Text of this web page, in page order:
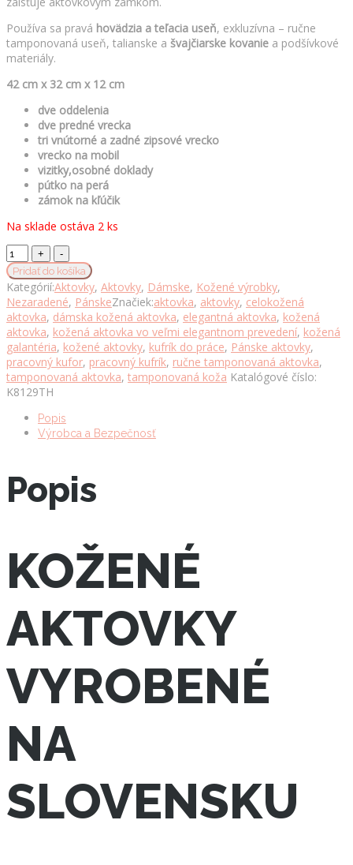
Používa sa pravá hovädzia a teľacia useň, exkluzívna – ručne
tamponovaná useň, talianske a švajčiarske kovanie a podšívkové
materiály.
42 cm x 32 cm x 12 cm
dve oddelenia
dve predné vrecka
tri vnútorné a zadné zipsové vrecko
vrecko na mobil
vizitky,osobné doklady
pútko na perá
zámok na kľúčik
Na sklade ostáva 2 ks
Moderná
kožená
aktovka
z
pravej
kože
v
tmavo
hnedej
farbe
č.8129
množstvo
Pridať do košíka
Kategórií:Aktovky, Aktovky, Dámske, Kožené výrobky,
Nezaradené, PánskeZnačiek:aktovka, aktovky, celokožená
aktovka, dámska kožená aktovka, elegantná aktovka, kožená
aktovka, kožená aktovka vo veľmi elegantnom prevedení, kožená
galantéria, kožené aktovky, kufrík do práce, Pánske aktovky,
pracovný kufor, pracovný kufrík, ručne tamponovaná aktovka,
tamponovaná aktovka, tamponovaná koža Katalógové číslo:
K8129TH
Popis
Výrobca a Bezpečnosť
Popis
KOŽENÉ
AKTOVKY
VYROBENÉ
NA
SLOVENSKU